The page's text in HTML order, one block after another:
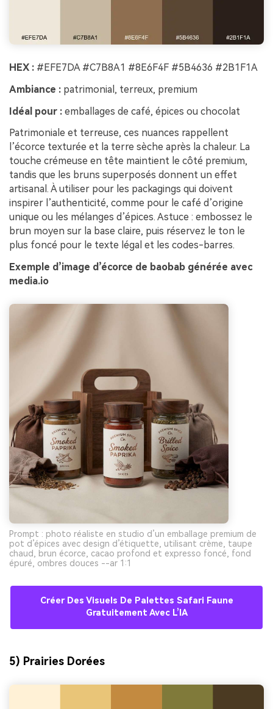
HEX : #EFE7DA #C7B8A1 #8E6F4F #5B4636 #2B1F1A
Ambiance : patrimonial, terreux, premium
Idéal pour : emballages de café, épices ou chocolat
Patrimoniale et terreuse, ces nuances rappellent
l’écorce texturée et la terre sèche après la chaleur. La
touche crémeuse en tête maintient le côté premium,
tandis que les bruns superposés donnent un effet
artisanal. À utiliser pour les packagings qui doivent
inspirer l’authenticité, comme pour le café d’origine
unique ou les mélanges d’épices. Astuce : embossez le
brun moyen sur la base claire, puis réservez le ton le
plus foncé pour le texte légal et les codes-barres.
Exemple d’image d’écorce de baobab générée avec
media.io
Prompt : photo réaliste en studio d’un emballage premium de
pot d’épices avec design d’étiquette, utilisant crème, taupe
chaud, brun écorce, cacao profond et expresso foncé, fond
épuré, ombres douces --ar 1:1
Créer Des Visuels De Palettes Safari Faune
Gratuitement Avec L’IA
5) Prairies Dorées